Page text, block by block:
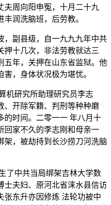
夫周向阳申冤，十月二十九
润洗脑班，后劳教。
，副县级，自一九九九年中共
押十几次，非法劳教就达三
五年，关押在山东省监狱。他
，身体状况极为堪忧。
机研究所助理研究员李志
、开除军籍、判刑等种种磨
的时间。二零一一 年八月十
回家不久的李志刚和母亲一
架，被劫持到长沙捞刀河洗脑
了中共当局绑架吉林大学数
士夫妇、原河北省涞水县信访
张东升亦因修炼 法轮功被中